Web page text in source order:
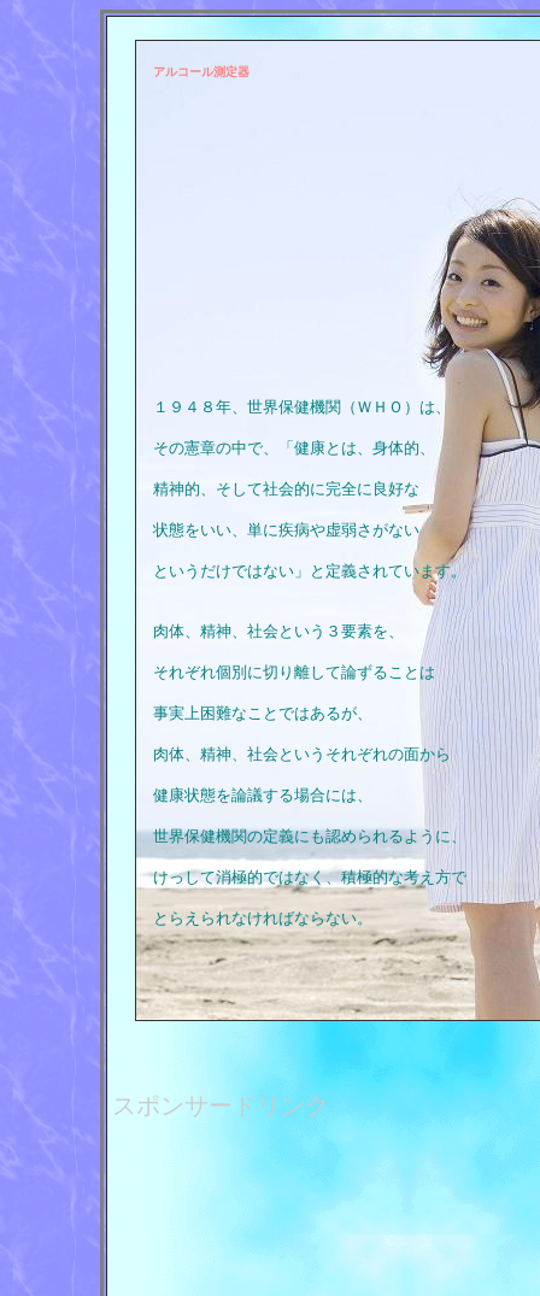
アルコール測定器
１９４８年、世界保健機関（ＷＨＯ）は、
その憲章の中で、「健康とは、身体的、
精神的、そして社会的に完全に良好な
状態をいい、単に疾病や虚弱さがない
というだけではない」と定義されています。
肉体、精神、社会という３要素を、
それぞれ個別に切り離して論ずることは
事実上困難なことではあるが、
肉体、精神、社会というそれぞれの面から
健康状態を論議する場合には、
世界保健機関の定義にも認められるように、
けっして消極的ではなく、積極的な考え方で
とらえられなければならない。
スポンサードリンク